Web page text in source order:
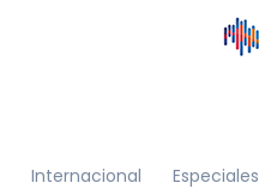
Internacional Especiales